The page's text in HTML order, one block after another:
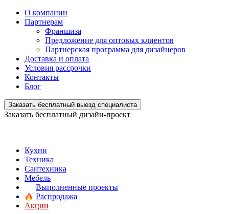
О компании
Партнерам
Франшиза
Предложение для оптовых клиентов
Партнерская программа для дизайнеров
Доставка и оплата
Условия рассрочки
Контакты
Блог
Заказать бесплатный выезд специалиста
Заказать бесплатный дизайн-проект
Кухни
Техника
Сантехника
Мебель
Выполненные проекты
Распродажа
Акции